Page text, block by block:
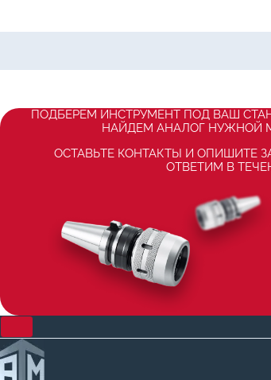
ПОДБЕРЕМ ИНСТРУМЕНТ ПОД ВАШ
НАЙДЕМ АНАЛОГ НУЖНОЙ
ОСТАВЬТЕ КОНТАКТЫ И ОПИШИТЕ
ОТВЕТИМ В